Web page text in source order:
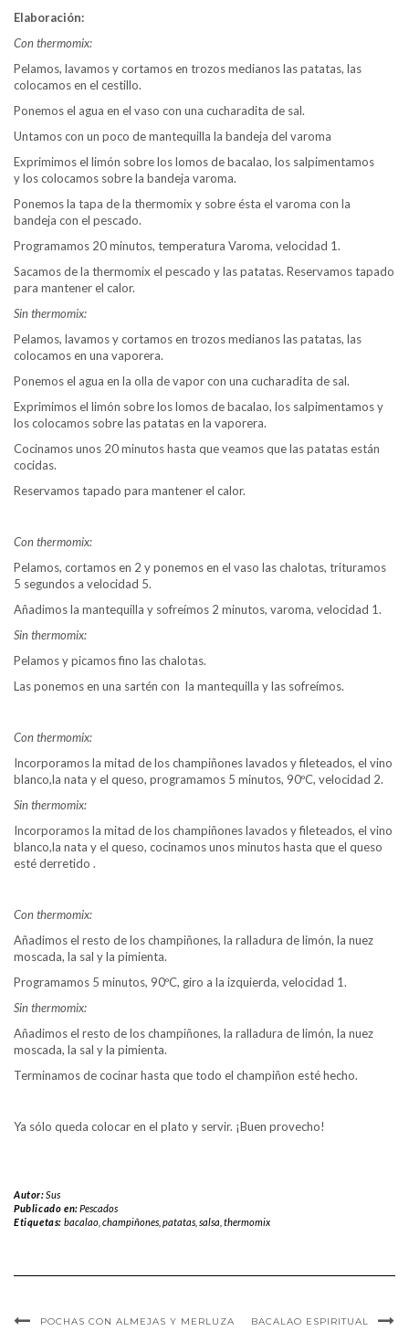
Elaboración:
Con thermomix:
Pelamos, lavamos y cortamos en trozos medianos las patatas, las
colocamos en el cestillo.
Ponemos el agua en el vaso con una cucharadita de sal.
Untamos con un poco de mantequilla la bandeja del varoma
Exprimimos el limón sobre los lomos de bacalao, los salpimentamos
y los colocamos sobre la bandeja varoma.
Ponemos la tapa de la thermomix y sobre ésta el varoma con la
bandeja con el pescado.
Programamos 20 minutos, temperatura Varoma, velocidad 1.
Sacamos de la thermomix el pescado y las patatas. Reservamos tapado
para mantener el calor.
Sin thermomix:
Pelamos, lavamos y cortamos en trozos medianos las patatas, las
colocamos en una vaporera.
Ponemos el agua en la olla de vapor con una cucharadita de sal.
Exprimimos el limón sobre los lomos de bacalao, los salpimentamos y
los colocamos sobre las patatas en la vaporera.
Cocinamos unos 20 minutos hasta que veamos que las patatas están
cocidas.
Reservamos tapado para mantener el calor.
Con thermomix:
Pelamos, cortamos en 2 y ponemos en el vaso las chalotas, trituramos
5 segundos a velocidad 5.
Añadimos la mantequilla y sofreímos 2 minutos, varoma, velocidad 1.
Sin thermomix:
Pelamos y picamos fino las chalotas.
Las ponemos en una sartén con la mantequilla y las sofreímos.
Con thermomix:
Incorporamos la mitad de los champiñones lavados y fileteados, el vino
blanco,la nata y el queso, programamos 5 minutos, 90ºC, velocidad 2.
Sin thermomix:
Incorporamos la mitad de los champiñones lavados y fileteados, el vino
blanco,la nata y el queso, cocinamos unos minutos hasta que el queso
esté derretido .
Con thermomix:
Añadimos el resto de los champiñones, la ralladura de limón, la nuez
moscada, la sal y la pimienta.
Programamos 5 minutos, 90ºC, giro a la izquierda, velocidad 1.
Sin thermomix:
Añadimos el resto de los champiñones, la ralladura de limón, la nuez
moscada, la sal y la pimienta.
Terminamos de cocinar hasta que todo el champiñon esté hecho.
Ya sólo queda colocar en el plato y servir. ¡Buen provecho!
Autor:Sus
Publicado en:Pescados
Etiquetas: bacalao, champiñones, patatas, salsa thermomix
POCHAS CON ALMEJAS Y MERLUZA BACALAO ESPIRITUAL